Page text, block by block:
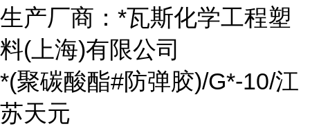
生产厂商：*瓦斯化学工程塑
料(上海)有限公司
*(聚碳酸酯#防弹胶)/G*-10/江
苏天元